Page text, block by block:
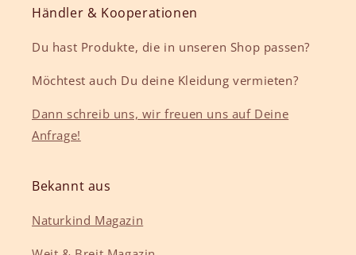
Händler & Kooperationen
Du hast Produkte, die in unseren Shop passen?
Möchtest auch Du deine Kleidung vermieten?
Dann schreib uns, wir freuen uns auf Deine
Anfrage!
Bekannt aus
Naturkind Magazin